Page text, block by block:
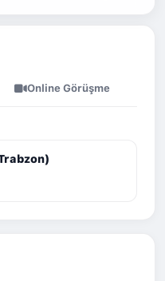
Online Görüşme